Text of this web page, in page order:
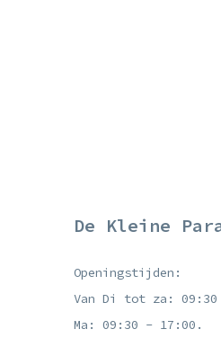
De Kleine
Openingstijden:
Van Di tot za:
Ma: 09:30 - 17:00.